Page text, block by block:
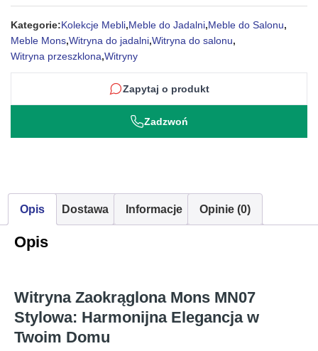
Kategorie:Kolekcje Mebli,Meble do Jadalni,Meble do Salonu,
Meble Mons,Witryna do jadalni,Witryna do salonu,
Witryna przeszklona,Witryny
Zapytaj o produkt
Zadzwoń
Opis Dostawa Informacje Opinie (0)
Opis
Witryna Zaokrąglona Mons MN07
Stylowa: Harmonijna Elegancja w
Twoim Domu